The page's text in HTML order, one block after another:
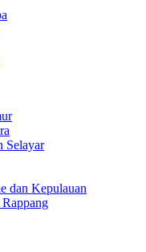
Selayar
dan Kepulauan